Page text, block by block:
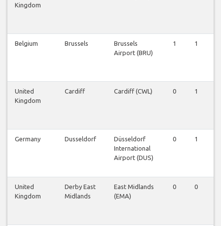
Kingdom
Belgium Brussels
Brussels
Airport (BRU)
1 1
United
Kingdom
Cardiff Cardiff (CWL) 0 1
Germany Dusseldorf
Düsseldorf
International
Airport (DUS)
0 1
United
Kingdom
Derby East
Midlands
East Midlands
(EMA)
0 0